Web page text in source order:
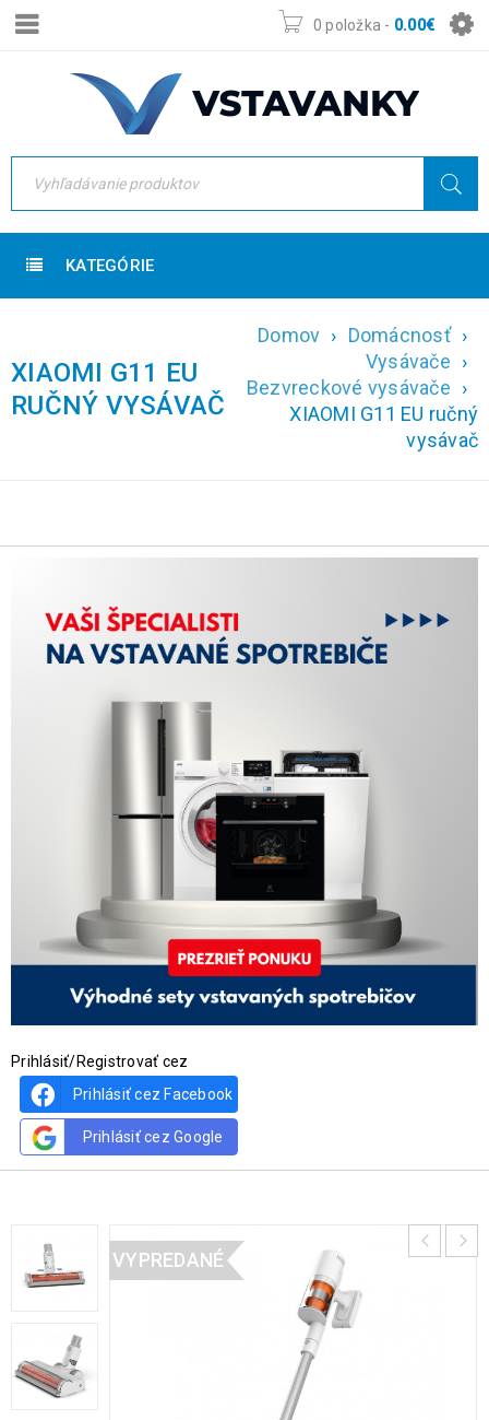
0 položka - 0.00€
KATEGÓRIE
XIAOMI G11 EU
RUČNÝ VYSÁVAČ
Domov › Domácnosť ›
Vysávače ›
Bezvreckové vysávače ›
XIAOMI G11 EU ručný
vysávač
Prihlásiť/Registrovať cez
Prihlásiť cez Facebook
Prihlásiť cez Google
VYPREDANÉ